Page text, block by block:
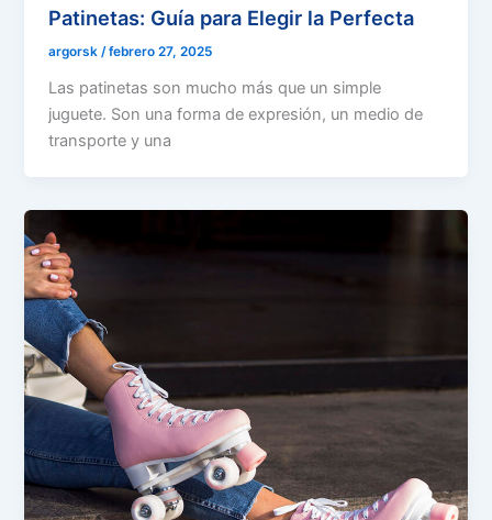
Patinetas: Guía para Elegir la Perfecta
argorsk /febrero 27, 2025
Las patinetas son mucho más que un simple
juguete. Son una forma de expresión, un medio de
transporte y una